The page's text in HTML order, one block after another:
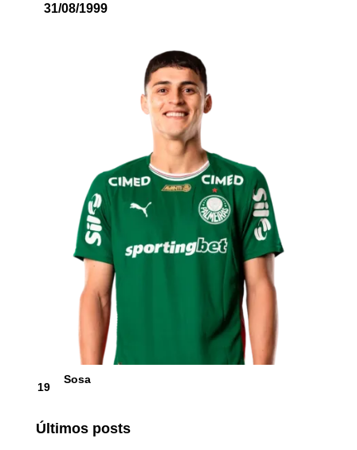
31/08/1999
19
Sosa
Últimos posts